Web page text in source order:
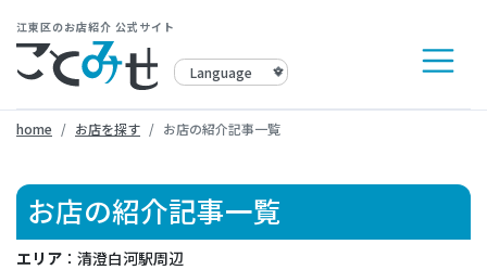
江東区のお店紹介 公式サイト
home お店を探す お店の紹介記事一覧
お店の紹介記事一覧
エリア ：清澄白河駅周辺